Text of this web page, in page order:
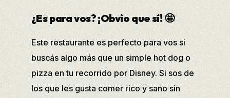
¿Es para vos? ¡Obvio que sí! 🤩
Este restaurante es perfecto para vos si
buscás algo más que un simple hot dog o
pizza en tu recorrido por Disney. Si sos de
los que les gusta comer rico y sano sin